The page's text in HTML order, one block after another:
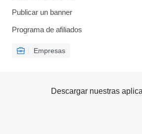
Publicar un banner
Programa de afiliados
Empresas
Descargar nuestras